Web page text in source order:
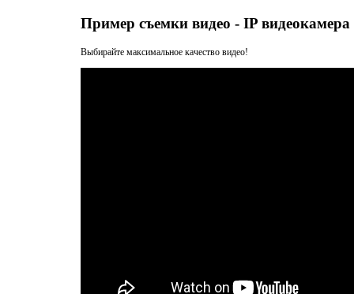
Пример съемки видео - IP видеокамера
Выбирайте максимальное качество видео!